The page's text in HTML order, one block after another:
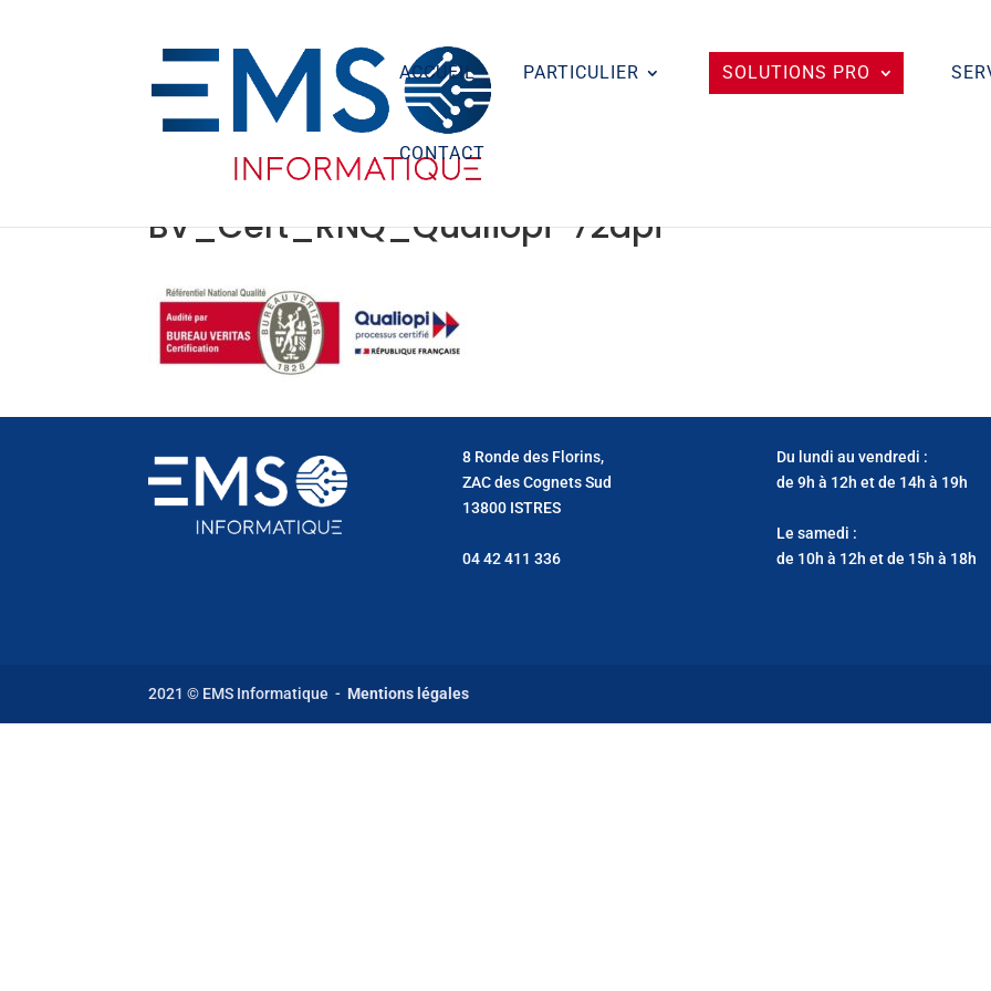
ACCUEIL PARTICULIER SOLUTIONS PRO
CONTACT
BV_Cert_RNQ_Qualiopi-72dpi
8 Ronde des Florins,
ZAC des Cognets Sud
13800 ISTRES
04 42 411 336
Du lundi au vendredi :
de 9h à 12h et de 14h à 19h
Le samedi :
de 10h à 12h et de 15h à 18h
2021 © EMS Informatique -Mentions légales